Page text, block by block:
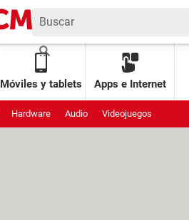
Móviles y tablets Apps e Internet
Hardware Audio Videojuegos